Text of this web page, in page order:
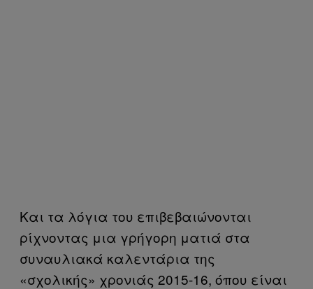
Και τα λόγια του επιβεβαιώνονται
ρίχνοντας μια γρήγορη ματιά στα
συναυλιακά καλεντάρια της
«σχολικής» χρονιάς 2015-16, όπου είναι